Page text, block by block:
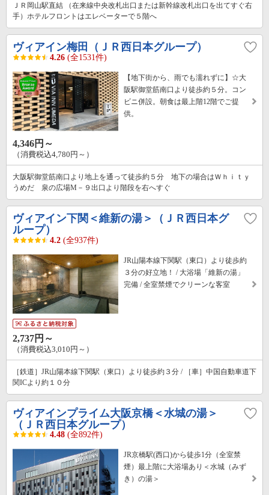
ＪＲ岡山駅直結 （在来線中央改札出口または新幹線改札出口を出てすぐ右
手）ホテルフロントはエレベーターで５階へ
ヴィアイン梅田（ＪＲ西日本グループ）
4.26 (全1531件)
【地下街から、雨でも濡れずに】☆大
阪駅御堂筋南口より徒歩約５分。コン
ビニ併設。朝食は最上階12階でご提
供。
4,346円～
（消費税込4,780円～）
大阪駅御堂筋南口より地上を通って徒歩約５分 地下の場合はＷｈｉｔｙ
うめだ 泉の広場M－９出口より階段を右へすぐ
ヴィアイン下関＜維新の湯＞（ＪＲ西日本グ
ループ）
4.2 (全937件)
JR山陽本線下関駅（東口）より徒歩約
３分の好立地！ / 大浴場「維新の湯」
完備 / 全室禁煙でクリーンな客室
2,737円～
（消費税込3,010円～）
［鉄道］JR山陽本線下関駅（東口）より徒歩約３分 / ［車］中国自動車道下
関ICより約１０分
ヴィアインプライム大阪京橋＜水城の湯＞
（ＪＲ西日本グループ）
4.48 (全892件)
JR京橋駅(西口)から徒歩1分（全室禁
煙）最上階に大浴場あり＜水城（みず
き）の湯＞